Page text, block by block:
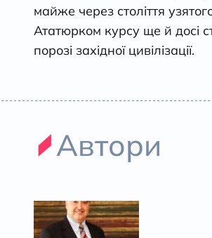
майже через століття
Ататюрком курсу ще й досі
порозі західної цивілізації.
Автори